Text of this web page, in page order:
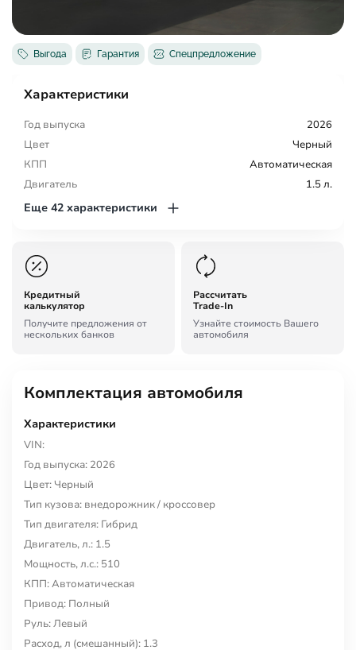
Выгода Гарантия Спецпредложение
Характеристики
Год выпуска
2026
Цвет
Черный
КПП
Автоматическая
Двигатель
1.5 л.
Еще 42 характеристики
Кредитный
калькулятор
Получите предложения от
нескольких банков
Рассчитать
Trade-In
Узнайте стоимость Вашего
автомобиля
Комплектация автомобиля
Характеристики
VIN:
Год выпуска: 2026
Цвет: Черный
Тип кузова: внедорожник / кроссовер
Тип двигателя: Гибрид
Двигатель, л.: 1.5
Мощность, л.с.: 510
КПП: Автоматическая
Привод: Полный
Руль: Левый
Расход, л (смешанный): 1.3